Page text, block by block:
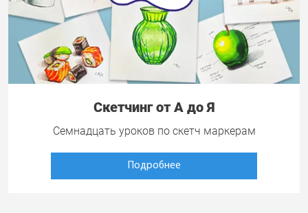
Скетчинг от А до Я
Семнадцать уроков по скетч маркерам
Подробнее